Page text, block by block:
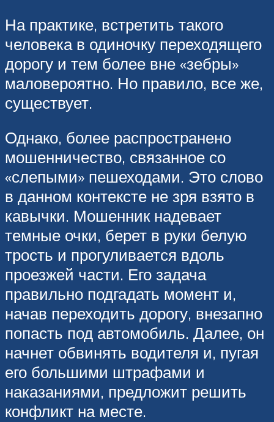
На практике, встретить такого
человека в одиночку переходящего
дорогу и тем более вне «зебры»
маловероятно. Но правило, все же,
существует.
Однако, более распространено
мошенничество, связанное со
«слепыми» пешеходами. Это слово
в данном контексте не зря взято в
кавычки. Мошенник надевает
темные очки, берет в руки белую
трость и прогуливается вдоль
проезжей части. Его задача
правильно подгадать момент и,
начав переходить дорогу, внезапно
попасть под автомобиль. Далее, он
начнет обвинять водителя и, пугая
его большими штрафами и
наказаниями, предложит решить
конфликт на месте.